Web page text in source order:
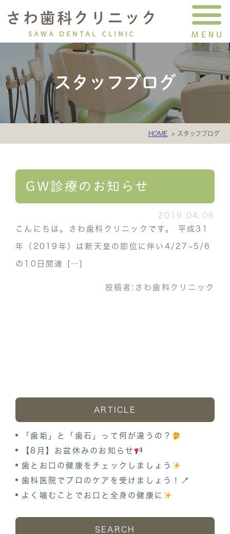
スタッフブログ
HOME スタッフブログ
GW診療のお知らせ
2019.04.06
こんにちは。さわ歯科クリニックです。 平成31
年（2019年）は新天皇の即位に伴い4/27~5/6
の10日間連 […]
投稿者: さわ歯科クリニック
ARTICLE
「歯垢」と「歯石」って何が違うの？
【8月】お盆休みのお知らせ
歯とお口の健康をチェックしましょう
歯科医院でプロのケアを受けましょう！🪥
よく噛むことでお口と全身の健康に
SEARCH